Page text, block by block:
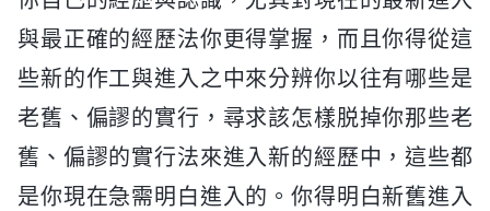
與最正確的經歷法你更得掌握，而且你得從這
些新的作工與進入之中來分辨你以往有哪些是
老舊、偏謬的實行，尋求該怎樣脱掉你那些老
舊、偏謬的實行法來進入新的經歷中，這些都
是你現在急需明白進入的。你得明白新舊進入